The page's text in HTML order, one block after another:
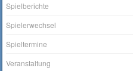
Spielberichte
Spielerwechsel
Spieltermine
Veranstaltung